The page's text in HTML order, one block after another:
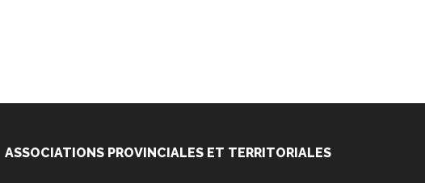
ASSOCIATIONS PROVINCIALES ET TERRITORIALES